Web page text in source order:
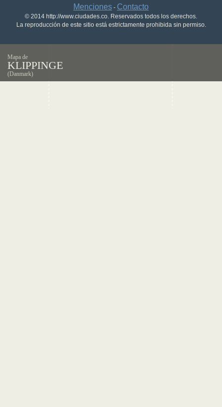
Menciones - Contacto
© 2014 http://www.ciudades.co. Reservados todos los derechos.
La reproducción de este sitio está estrictamente prohibida sin permiso.
Mapa de
KLIPPINGE
(Danmark)